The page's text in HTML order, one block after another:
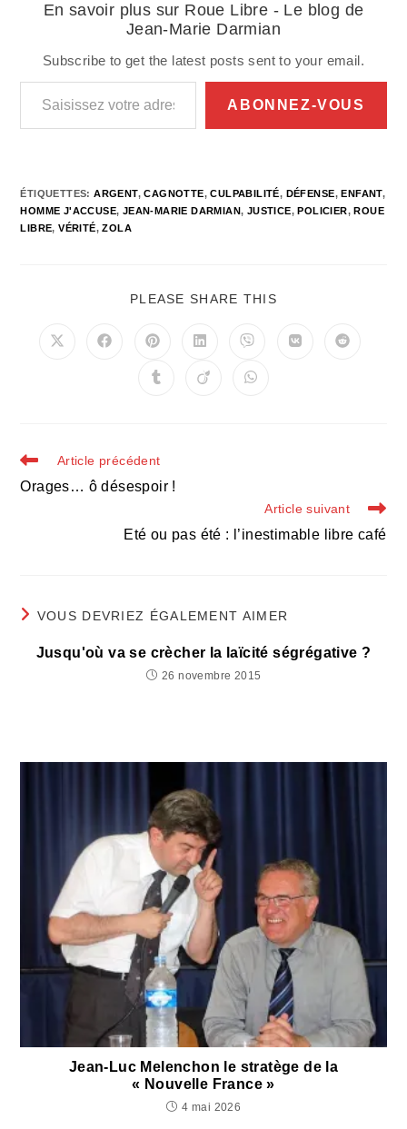
En savoir plus sur Roue Libre - Le blog de
Jean-Marie Darmian
Subscribe to get the latest posts sent to your email.
Saisissez votre adresse e-mail…
ABONNEZ-VOUS
ÉTIQUETTES:ARGENT, CAGNOTTE, CULPABILITÉ, DÉFENSE, ENFANT,
HOMME J'ACCUSE, JEAN-MARIE DARMIAN, JUSTICE, POLICIER, ROUE
LIBRE, VÉRITÉ, ZOLA
PLEASE SHARE THIS
Ouvrir
Ouvrir
Ouvrir
une
autre
Ouvrir
une
autre
Ouvrir
une
autre
Ouvrir
Ouvrir
Ouvrir
Ouvrir
Ouvrir
Read
more
articles
Article précédent
Orages… ô désespoir !
Article suivant
Eté ou pas été : l’inestimable libre café
VOUS DEVRIEZ ÉGALEMENT AIMER
Jusqu'où va se crècher la laïcité ségrégative ?
26 novembre 2015
Jean-Luc Melenchon le stratège de la
« Nouvelle France »
4 mai 2026